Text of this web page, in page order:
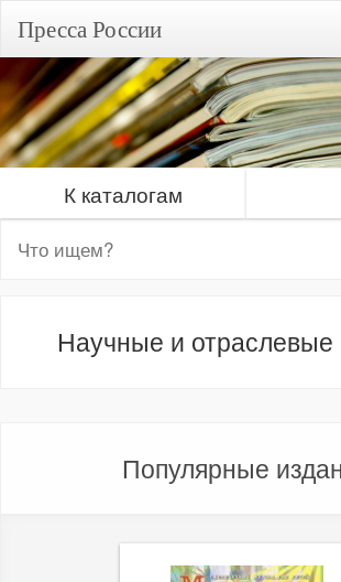
Пресса России
К каталогам
Научные и отраслевые
Популярные